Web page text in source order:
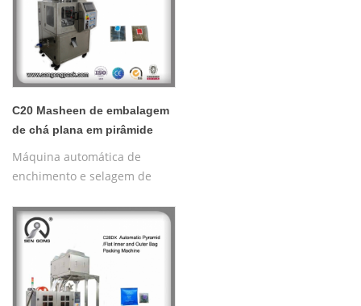
C20 Masheen de embalagem
de chá plana em pirâmide
Máquina automática de
enchimento e selagem de
pirâmide de nylon, máquina
de embalagem piramidal de
saquinhos de chá de nylon